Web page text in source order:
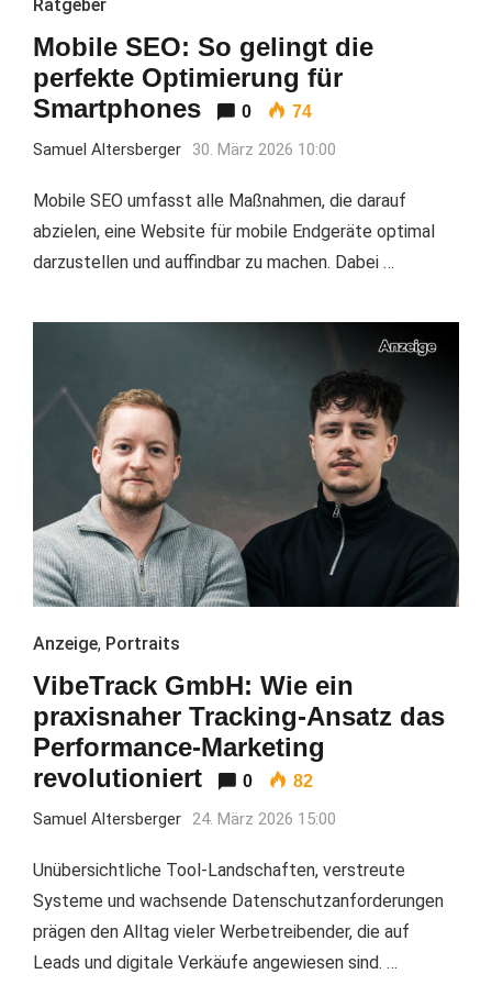
Ratgeber
Mobile SEO: So gelingt die
perfekte Optimierung für
Smartphones
0 74
Samuel Altersberger 30. März 2026 10:00
Mobile SEO umfasst alle Maßnahmen, die darauf
abzielen, eine Website für mobile Endgeräte optimal
darzustellen und auffindbar zu machen. Dabei …
Anzeige, Portraits
VibeTrack GmbH: Wie ein
praxisnaher Tracking-Ansatz das
Performance-Marketing
revolutioniert
0 82
Samuel Altersberger 24. März 2026 15:00
Unübersichtliche Tool-Landschaften, verstreute
Systeme und wachsende Datenschutzanforderungen
prägen den Alltag vieler Werbetreibender, die auf
Leads und digitale Verkäufe angewiesen sind. …